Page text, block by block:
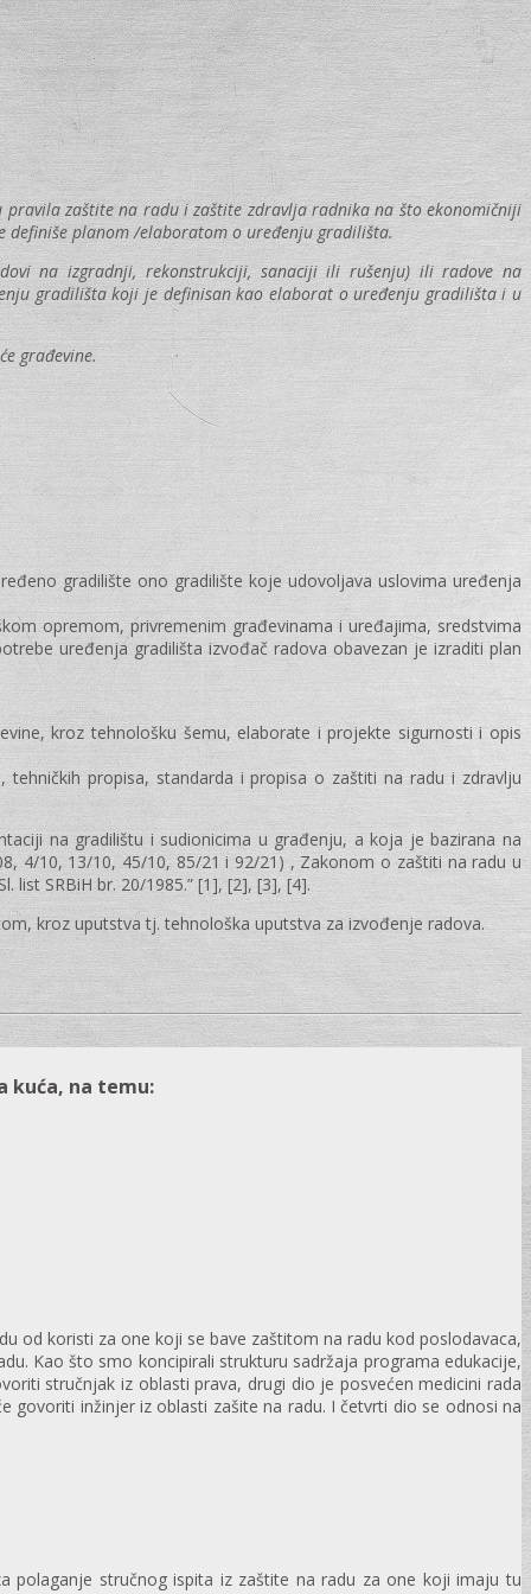
zaštite na radu i zaštite zdravlja radnika na što ekonomičniji
definiše planom /elaboratom o uređenju gradilišta.
na izgradnji, rekonstrukciji, sanaciji ili rušenju) ili radove na
gradilišta koji je definisan kao elaborat o uređenju gradilišta i u
građevine.
gradilište ono gradilište koje udovoljava uslovima uređenja
opremom, privremenim građevinama i uređajima, sredstvima
uređenja gradilišta izvođač radova obavezan je izraditi plan
kroz tehnološku šemu, elaborate i projekte sigurnosti i opis
propisa, standarda i propisa o zaštiti na radu i zdravlju
na gradilištu i sudionicima u građenju, a koja je bazirana na
4/10, 13/10, 45/10, 85/21 i 92/21) , Zakonom o zaštiti na radu u
list SRBiH br. 20/1985.” [1], [2], [3], [4].
kroz uputstva tj. tehnološka uputstva za izvođenje radova.
kuća, na temu:
od koristi za one koji se bave zaštitom na radu kod poslodavaca,
Kao što smo koncipirali strukturu sadržaja programa edukacije,
stručnjak iz oblasti prava, drugi dio je posvećen medicini rada
govoriti inžinjer iz oblasti zašite na radu. I četvrti dio se odnosi na
polaganje stručnog ispita iz zaštite na radu za one koji imaju tu